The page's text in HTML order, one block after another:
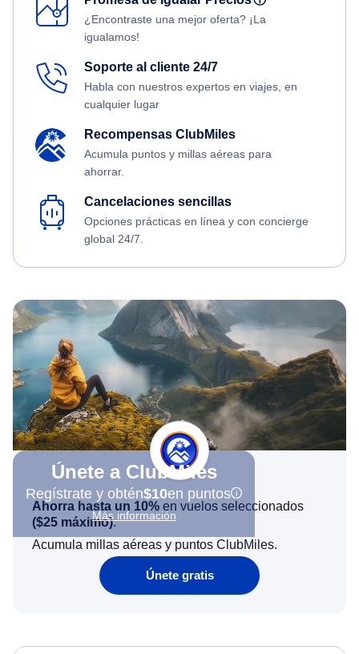
¿Encontraste una mejor oferta? ¡La
igualamos!
Soporte al cliente 24/7
Habla con nuestros expertos en viajes, en
cualquier lugar
Recompensas ClubMiles
Acumula puntos y millas aéreas para
ahorrar.
Cancelaciones sencillas
Opciones prácticas en línea y con concierge
global 24/7.
Únete a ClubMiles
Regístrate y obtén$10en puntos
Más información
Ahorra hasta un 10% en vuelos seleccionados
($25 máximo).
Acumula millas aéreas y puntos ClubMiles.
Únete gratis